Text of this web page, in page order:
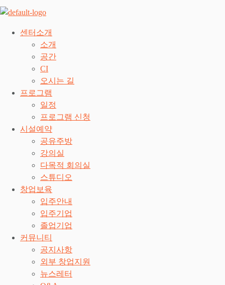
센터소개
소개
공간
CI
오시는 길
프로그램
일정
프로그램 신청
시설예약
공유주방
강의실
다목적 회의실
스튜디오
창업보육
입주안내
입주기업
졸업기업
커뮤니티
공지사항
외부 창업지원
뉴스레터